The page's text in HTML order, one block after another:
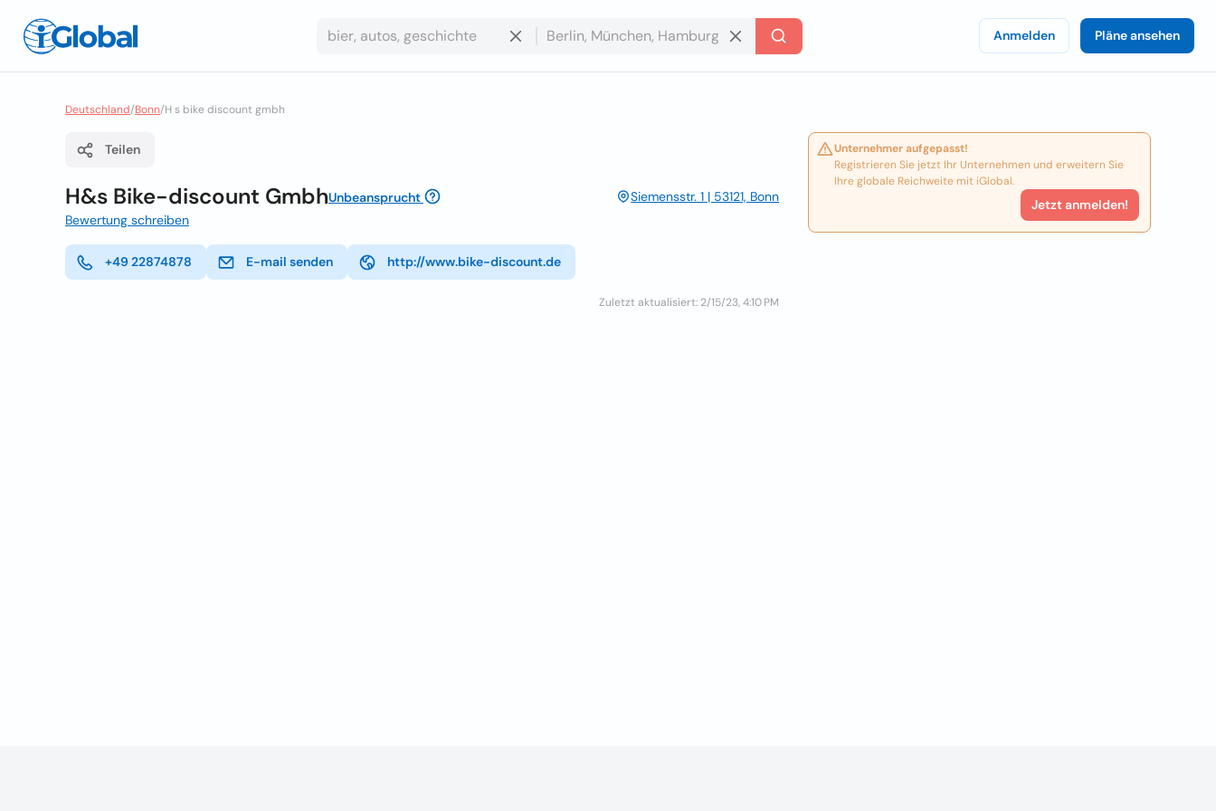
Anmelden Pläne ansehen
Deutschland/Bonn/H s bike discount gmbh
Teilen
H&s Bike-discount GmbhUnbeansprucht
Siemensstr. 1 | 53121, Bonn
Bewertung schreiben
+49 22874878 E-mail senden http://www.bike-discount.de
Zuletzt aktualisiert: 2/15/23, 4:10 PM
Unternehmer aufgepasst!
Registrieren Sie jetzt Ihr Unternehmen und erweitern Sie
Ihre globale Reichweite mit iGlobal.
Jetzt anmelden!